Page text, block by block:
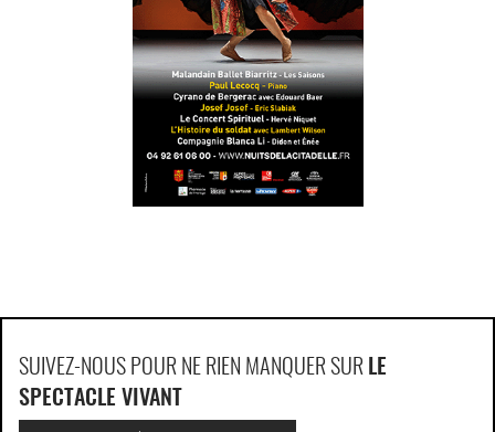
SUIVEZ-NOUS POUR NE RIEN MANQUER SUR LE
SPECTACLE VIVANT